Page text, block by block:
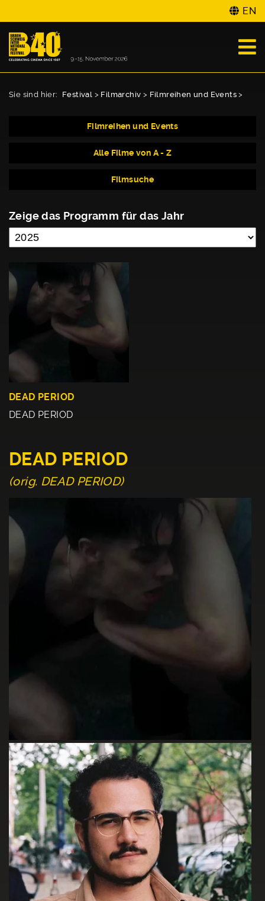
EN
Sie sind hier: Festival > Filmarchiv > Filmreihen und Events >
Filmreihen und Events
Alle Filme von A - Z
Filmsuche
Zeige das Programm für das Jahr
DEAD PERIOD
DEAD PERIOD
DEAD PERIOD
(orig. DEAD PERIOD)